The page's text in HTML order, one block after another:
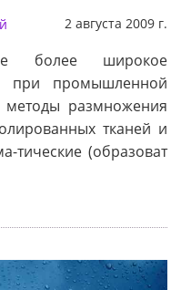
2 августа 2009 г.
более широкое
при промышленной
методы размножения
тканей и
тические (образоват